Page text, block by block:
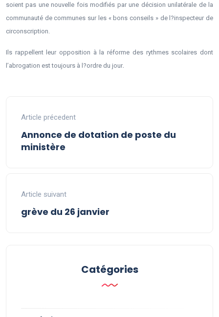
soient pas une nouvelle fois modifiés par une décision unilatérale de la
communauté de communes sur les « bons conseils » de l?inspecteur de
circonscription.
Ils rappellent leur opposition à la réforme des rythmes scolaires dont
l’abrogation est toujours à l?ordre du jour.
Article précedent
Annonce de dotation de poste du
ministère
Article suivant
grève du 26 janvier
Catégories